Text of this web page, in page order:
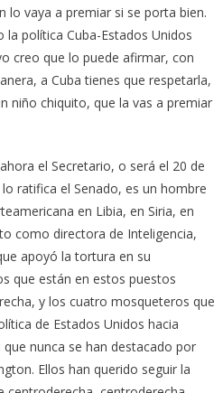
lo vaya a premiar si se porta bien.
política Cuba-Estados Unidos
creo que lo puede afirmar, con
a Cuba tienes que respetarla,
niño chiquito, que la vas a premiar
el Secretario, o será el 20 de
ratifica el Senado, es un hombre
en Libia, en Siria, en
como directora de Inteligencia,
apoyó la tortura en su
que están en estos puestos
y los cuatro mosqueteros que
de Estados Unidos hacia
nunca se han destacado por
Ellos han querido seguir la